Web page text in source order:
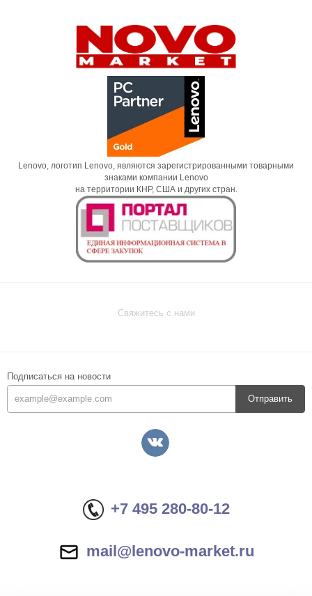
Lenovo, логотип Lenovo, являются зарегистрированными товарными
знаками компании Lenovo
на территории КНР, США и других стран.
Свяжитесь с нами
Подписаться на новости
Отправить
+7 495 280-80-12
mail@lenovo-market.ru